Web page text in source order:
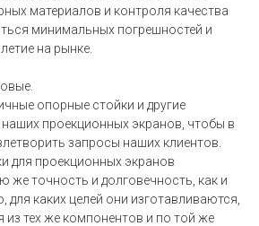
материалов и контроля качества
минимальных погрешностей и
на рынке.
опорные стойки и другие
проекционных экранов, чтобы в
запросы наших клиентов.
для проекционных экранов
же точность и долговечность, как и
каких целей они изготавливаются,
из тех же компонентов и по той же